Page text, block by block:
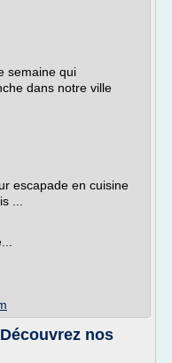
semaine qui
dans notre ville
escapade en cuisine
...
nos